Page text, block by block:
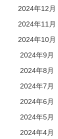
2024年12月
2024年11月
2024年10月
2024年9月
2024年8月
2024年7月
2024年6月
2024年5月
2024年4月